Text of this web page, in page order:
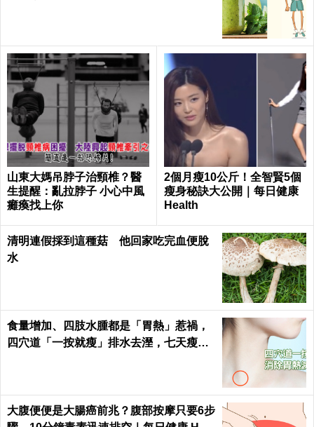
山東大媽吊脖子治頸椎？醫
生提醒：亂拉脖子 小心中風
癱瘓找上你
2個月瘦10公斤！全智賢5個
瘦身秘訣大公開｜每日健康
Health
清明連假採到這種菇 他回家吃完血便脫
水
食量增加、四肢水腫都是「胃熱」惹禍，
四穴道「一按就瘦」排水去溼，七天瘦三
大腹便便是大腸癌前兆？腹部按摩只要6步